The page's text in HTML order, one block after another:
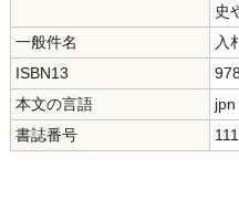
史
一般件名
入
ISBN13
本文の言語
jpn
書誌番号